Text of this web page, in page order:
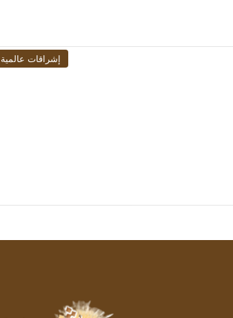
إشراقات عالمية